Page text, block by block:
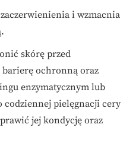
i wzmacnia
skórę przed
barierę ochronną oraz
enzymatycznym lub
codziennej pielęgnacji cery
jej kondycję oraz